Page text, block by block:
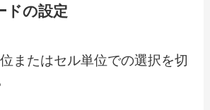
ドの設定
またはセル単位での選択を切